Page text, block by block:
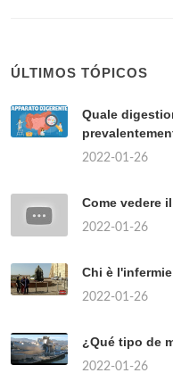
ÚLTIMOS TÓPICOS
Quale
2022-01-26
Come vedere
2022-01-26
Chi è
2022-01-26
¿Qué tipo de
2022-01-26